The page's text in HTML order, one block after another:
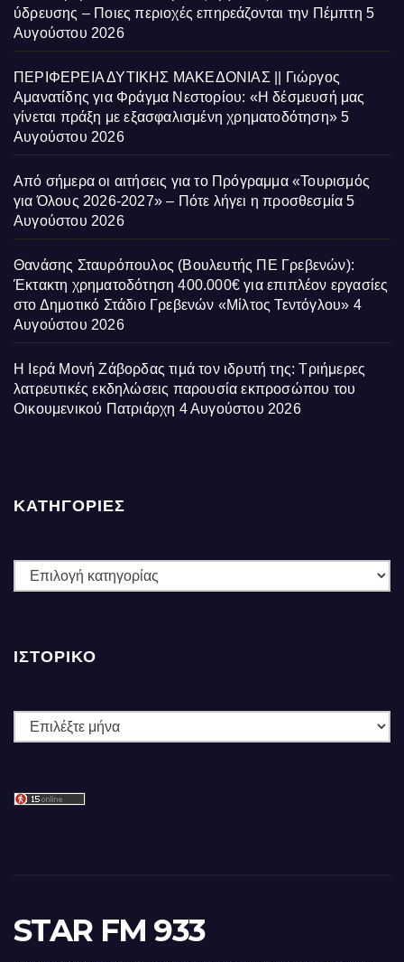
ύδρευσης – Ποιες περιοχές επηρεάζονται την Πέμπτη 5
Αυγούστου 2026
ΠΕΡΙΦΕΡΕΙΑ ΔΥΤΙΚΗΣ ΜΑΚΕΔΟΝΙΑΣ || Γιώργος
Αμανατίδης για Φράγμα Νεστορίου: «Η δέσμευσή μας
γίνεται πράξη με εξασφαλισμένη χρηματοδότηση» 5
Αυγούστου 2026
Από σήμερα οι αιτήσεις για το Πρόγραμμα «Τουρισμός
για Όλους 2026-2027» – Πότε λήγει η προσθεσμία 5
Αυγούστου 2026
Θανάσης Σταυρόπουλος (Βουλευτής ΠΕ Γρεβενών):
Έκτακτη χρηματοδότηση 400.000€ για επιπλέον εργασίες
στο Δημοτικό Στάδιο Γρεβενών «Μίλτος Τεντόγλου» 4
Αυγούστου 2026
Η Ιερά Μονή Ζάβορδας τιμά τον ιδρυτή της: Τριήμερες
λατρευτικές εκδηλώσεις παρουσία εκπροσώπου του
Οικουμενικού Πατριάρχη 4 Αυγούστου 2026
ΚΑΤΗΓΟΡΙΕΣ
ΚΑΤΗΓΟΡΙΕΣ
ΙΣΤΟΡΙΚΌ
Ιστορικό
STAR FM 933